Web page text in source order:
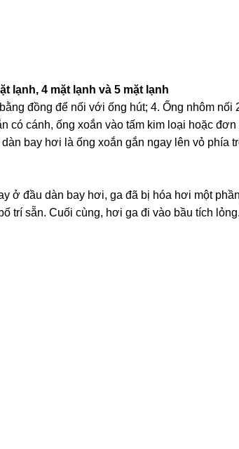
lạnh, 4 mặt lạnh và 5 mặt lạnh
đồng để nối với ống hút; 4. Ống nhôm nối
có cánh, ống xoắn vào tấm kim loại hoặc
bay hơi là ống xoắn gắn ngay lên vỏ phía
ở đầu dàn bay hơi, ga đã bị hóa hơi một
trí sẵn. Cuối cùng, hơi ga đi vào bầu tích